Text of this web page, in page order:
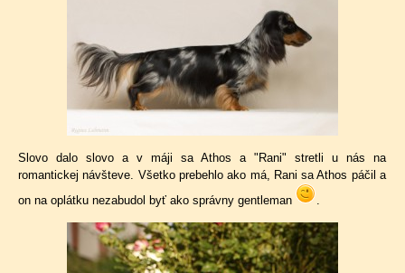
Slovo dalo slovo a v máji sa Athos a "Rani" stretli u nás na
romantickej návšteve. Všetko prebehlo ako má, Rani sa Athos páčil a
on na oplátku nezabudol byť ako správny gentleman
.